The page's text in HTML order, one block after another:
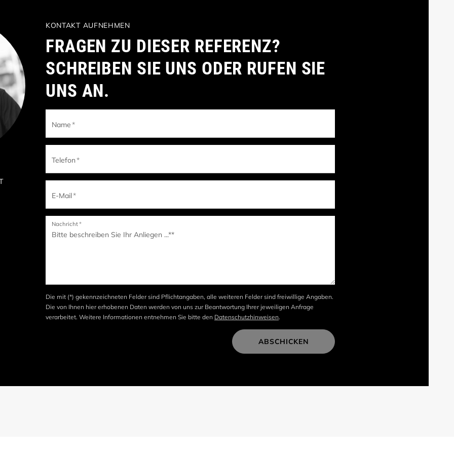
KONTAKT AUFNEHMEN
FRAGEN ZU DIESER REFERENZ?
SCHREIBEN SIE UNS ODER RUFEN SIE
UNS AN.
Name*
Telefon*
E-Mail*
Nachricht*
Die mit (*) gekennzeichneten Felder sind Pflichtangaben, alle weiteren Felder sind freiwillige Angaben.
Die von Ihnen hier erhobenen Daten werden von uns zur Beantwortung Ihrer jeweiligen Anfrage
verarbeitet. Weitere Informationen entnehmen Sie bitte den Datenschutzhinweisen.
ABSCHICKEN